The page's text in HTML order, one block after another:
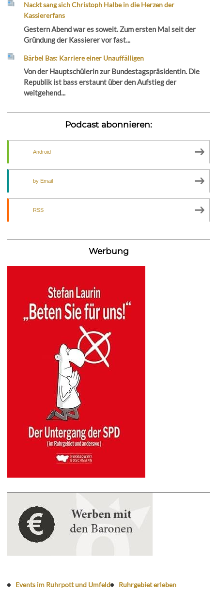
Nackt sang sich Christoph Halbe in die Herzen der
Kassiererfans
Gestern Abend war es soweit. Zum ersten Mal seit der
Gründung der Kassierer vor fast...
Bärbel Bas: Karriere einer Unauffälligen
Von der Hauptschülerin zur Bundestagspräsidentin. Die
Republik ist bass erstaunt über den Aufstieg der
weitgehend...
Podcast abonnieren:
Android
by Email
RSS
Werbung
Events im Ruhrpott und Umfeld Ruhrgebiet erleben